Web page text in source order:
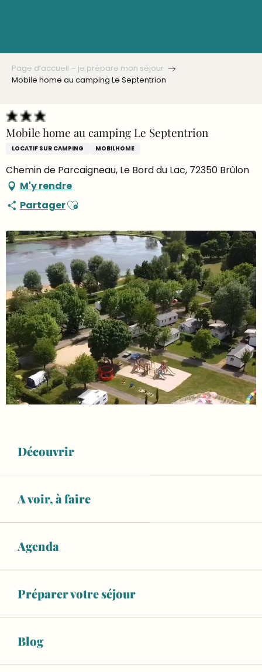
Découvrir
A voir, à faire
Agenda
Préparer votre séjour
Blog
Page d’accueil – je prépare mon séjour
Mobile home au camping Le Septentrion
Mobile home au camping Le Septentrion
LOCATIF SUR CAMPING MOBILHOME
Chemin de Parcaigneau, Le Bord du Lac, 72350 Brûlon
M'y rendre
PartagerAjouter aux favoris
Ouverture et coordonnées
+ 14 autre(s) prestation(s)
02 43 95 68